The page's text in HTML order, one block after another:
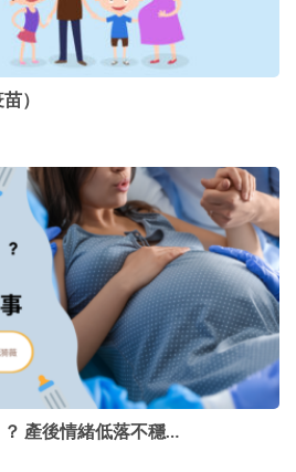
）
產後情緒低落不穩…